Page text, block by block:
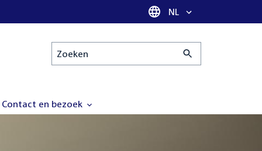
Taal selectie
NL
Zoeken
Contact en bezoek